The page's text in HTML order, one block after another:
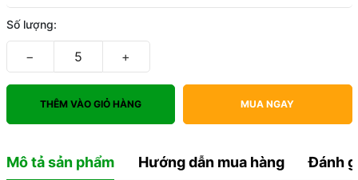
Số lượng:
− +
THÊM VÀO GIỎ HÀNG MUA NGAY
Mô tả sản phẩm Hướng dẫn mua hàng Đánh